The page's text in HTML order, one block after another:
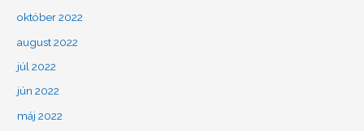
október 2022
august 2022
júl 2022
jún 2022
máj 2022